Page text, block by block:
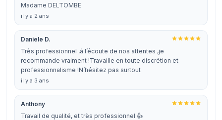
Madame DELTOMBE
il y a 2 ans
Daniele D.
Très professionnel ,à l’écoute de nos attentes ,je
recommande vraiment !Travaille en toute discrétion et
professionnalisme !N’hésitez pas surtout
il y a 3 ans
Anthony
Travail de qualité, et très professionnel 👍